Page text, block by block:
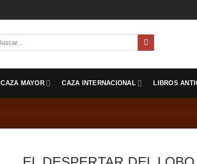
CAZA MAYOR CAZA INTERNACIONAL LIBROS